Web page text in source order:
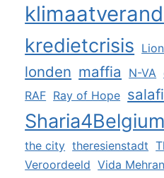
kredietcrisis
londen maffia N-VA
RAF Ray of Hope
Sharia4Belgium
the city theresienstadt
Veroordeeld Vida